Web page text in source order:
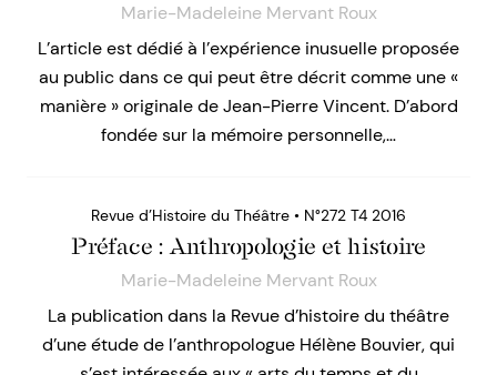
Marie-Madeleine Mervant Roux
L’article est dédié à l’expérience inusuelle proposée
au public dans ce qui peut être décrit comme une «
manière » originale de Jean-Pierre Vincent. D’abord
fondée sur la mémoire personnelle,…
Revue d’Histoire du Théâtre • N°272 T4 2016
Préface : Anthropologie et histoire
Marie-Madeleine Mervant Roux
La publication dans la Revue d’histoire du théâtre
d’une étude de l’anthropologue Hélène Bouvier, qui